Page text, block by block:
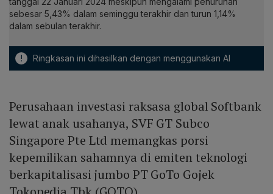
sebesar 5,43% dalam seminggu terakhir dan turun 1,14%
dalam sebulan terakhir.
! Ringkasan ini dihasilkan dengan menggunakan AI
Perusahaan investasi raksasa global Softbank
lewat anak usahanya, SVF GT Subco
Singapore Pte Ltd memangkas porsi
kepemilikan sahamnya di emiten teknologi
berkapitalisasi jumbo PT GoTo Gojek